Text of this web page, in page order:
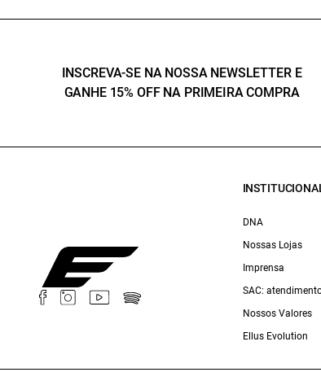
INSCREVA-SE NA NOSSA NEWSLETTER E
GANHE 15% OFF NA PRIMEIRA COMPRA
DNA
Nossas Lojas
Imprensa
SAC:
Nossos Valores
Ellus Evolution